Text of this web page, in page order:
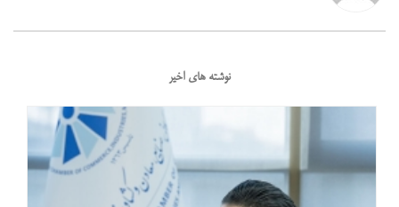
نوشته های اخیر